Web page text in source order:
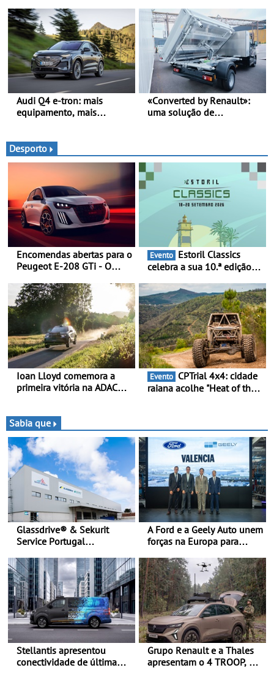
Miglia 2026
Audi Q4 e-tron: mais
equipamento, mais
Até 740 quilómetros de
autonomia e carregamento
mais rápido
«Converted by Renault»:
uma solução de
desde a encomenda, até à
entrega (prazos de entrega
reduzidos em 30%)
Desporto
Encomendas abertas para o
Peugeot E-208 GTi - O
com as melhores
performances da categoria
Evento
celebra a sua 10.ª edição
2026
Ioan Lloyd comemora a
primeira vitória na ADAC
mulher a subir ao pódio na
Rally Cup
Evento
raiana acolhe "Heat of the
Sabia que
Glassdrive® & Sekurit
Service Portugal
Vila Nova de Gaia e
melhoram resposta ao
aftermarket - Reforço do
portefólio e melhoria dos
prazos reduzem tempo de
imobilização das viaturas
A Ford e a Geely Auto unem
forças na Europa para
multienergia de última
geração em Espanha
Stellantis apresentou
conectividade de última
Grupo Renault e a Thales
apresentam o 4 TROOP, um